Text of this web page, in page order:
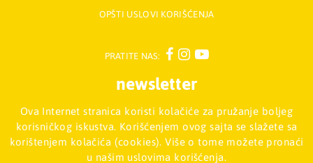
Ova Internet stranica koristi kolačiće za pružanje boljeg
korisničkog iskustva. Korišćenjem ovog sajta se slažete sa
korištenjem kolačića (cookies). Više o tome možete pronaći
u našim uslovima korišćenja.
OPŠTI USLOVI KORIŠĆENJA
PRATITE NAS:
newsletter
Prijavite se na naš Newsletter